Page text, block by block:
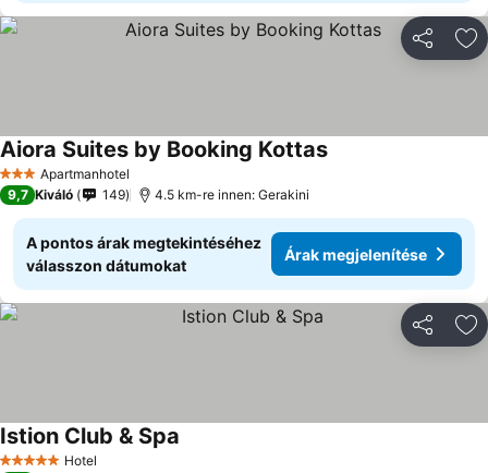
3 KategóriaApartmanhotel
Aiora Suites by Booking KottasÁrak megjelenítése
9,7 Kiváló 149 4.5 km-re innen: Gerakini
A pontos árak megtekintéséhez
válasszon dátumokat
Árak megjelenítése
5 KategóriaHotel
Istion Club & Spa